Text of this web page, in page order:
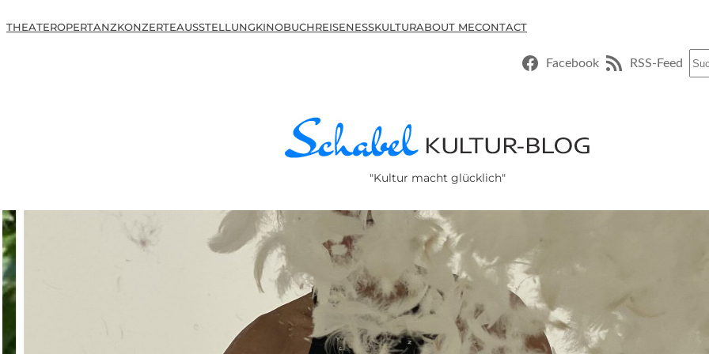
THEATEROPERTANZKONZERTEAUSSTELLUNGKINOBUCHREISENESSKULTURABOUT MECONTACT
Facebook RSS-Feed
"Kultur macht glücklich"